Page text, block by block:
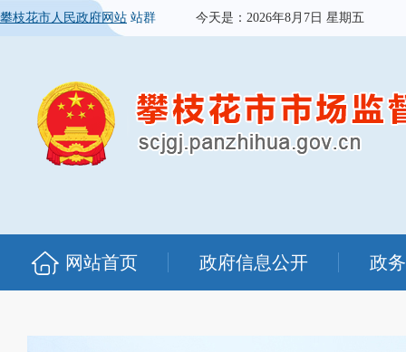
攀枝花市人民政府网站 站群 今天是： 2026年8月7日 星期五
网站首页 政府信息公开 政